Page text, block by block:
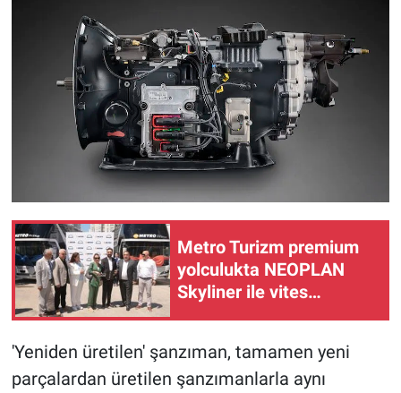
Metro Turizm premium
yolculukta NEOPLAN
Skyliner ile vites
'Yeniden üretilen' şanzıman, tamamen yeni
parçalardan üretilen şanzımanlarla aynı